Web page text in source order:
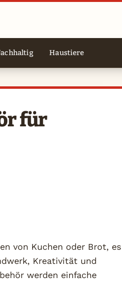
Haustiere
für
von Kuchen oder Brot, es
Kreativität und
werden einfache